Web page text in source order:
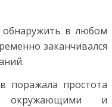
обнаружить в любом
заканчивался
поражала простота
и